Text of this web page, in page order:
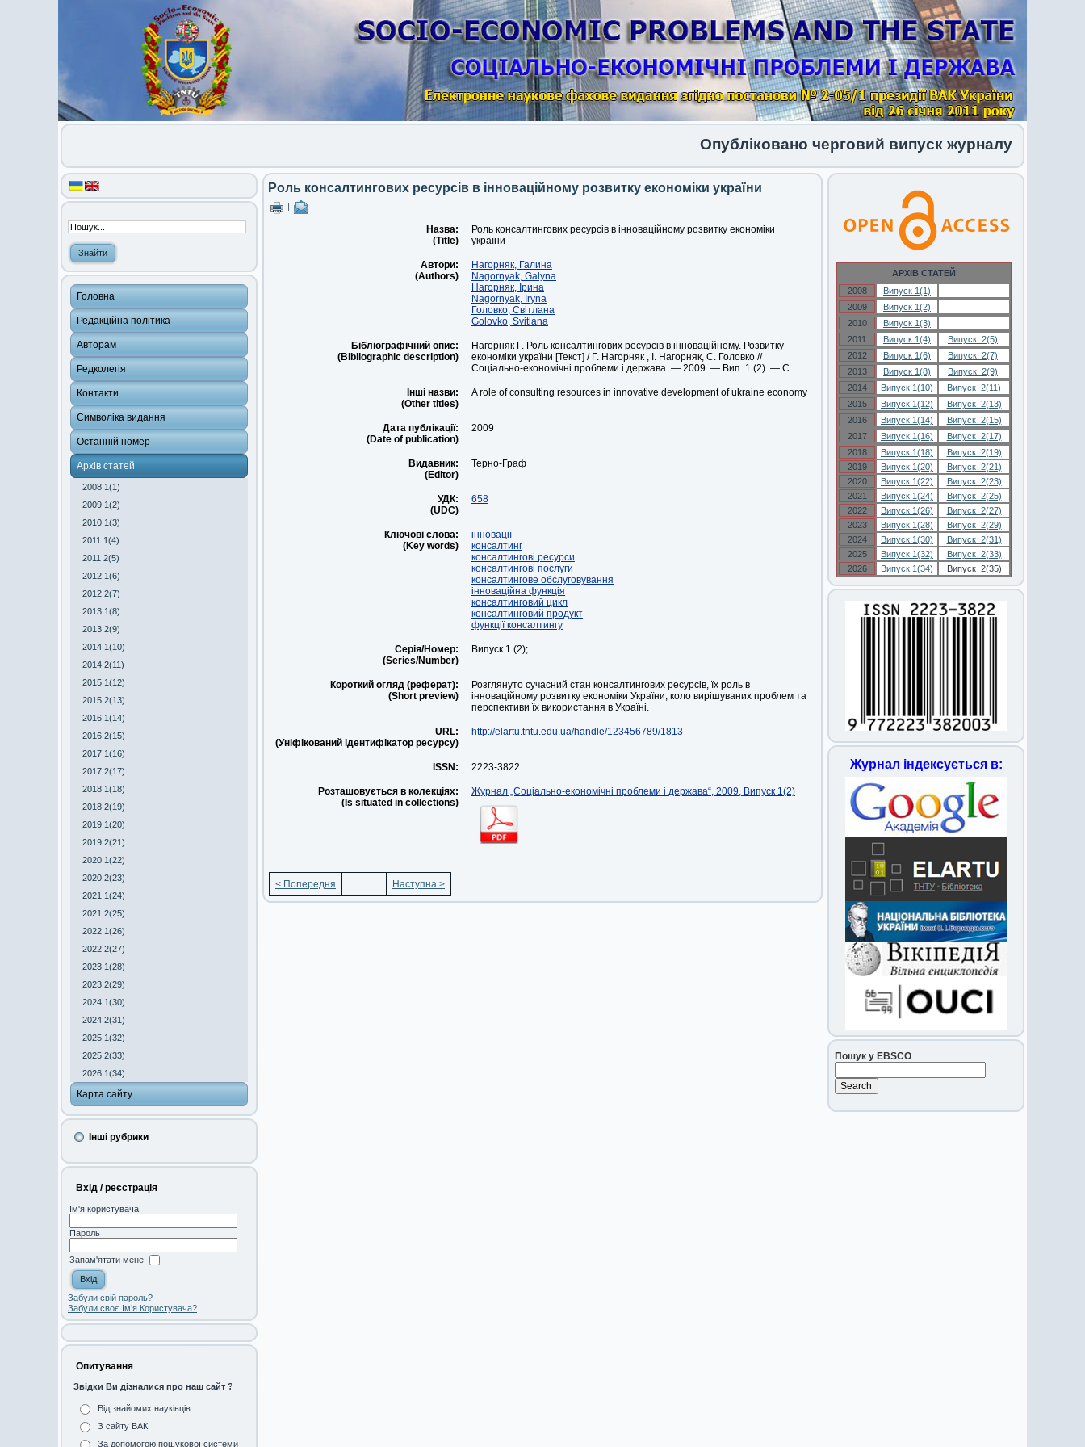
Опубліковано черговий випуск журналу 1 (34) 2026
Головна
Редакційна політика
Авторам
Редколегія
Контакти
Символіка видання
Останній номер
Архів статей
2008 1(1)
2009 1(2)
2010 1(3)
2011 1(4)
2011 2(5)
2012 1(6)
2012 2(7)
2013 1(8)
2013 2(9)
2014 1(10)
2014 2(11)
2015 1(12)
2015 2(13)
2016 1(14)
2016 2(15)
2017 1(16)
2017 2(17)
2018 1(18)
2018 2(19)
2019 1(20)
2019 2(21)
2020 1(22)
2020 2(23)
2021 1(24)
2021 2(25)
2022 1(26)
2022 2(27)
2023 1(28)
2023 2(29)
2024 1(30)
2024 2(31)
2025 1(32)
2025 2(33)
2026 1(34)
Карта сайту
Інші рубрики
Вхід / реєстрація
Ім'я користувача
Пароль
Запам'ятати мене
Забули свій пароль?
Забули своє Ім’я Користувача?
Опитування
Звідки Ви дізналися про наш сайт ?
Від знайомих науківців
З сайту ВАК
За допомогою пошукової системи
Роль консалтингових ресурсів в інноваційному розвитку економіки україни
Назва:
(Title)
Роль консалтингових ресурсів в інноваційному розвитку економіки
україни
Автори:
(Authors)
Нагорняк, Галина
Nagornyak, Galyna
Нагорняк, Ірина
Nagornyak, Iryna
Головко, Світлана
Golovko, Svitlana
Бібліографічний опис:
(Bibliographic description)
Нагорняк Г. Роль консалтингових ресурсів в інноваційному. Розвитку
економіки україни [Текст] / Г. Нагорняк , І. Нагорняк, С. Головко //
Соціально-економічні проблеми і держава. — 2009. — Вип. 1 (2). — С.
Інші назви:
(Other titles)
A role of consulting resources in innovative development of ukraine economy
Дата публікації:
(Date of publication)
2009
Видавник:
(Editor)
Терно-Граф
УДК:
(UDC)
658
Ключові слова:
(Key words)
інновації
консалтинг
консалтингові ресурси
консалтингові послуги
консалтингове обслуговування
інноваційна функція
консалтинговий цикл
консалтинговий продукт
функції консалтингу
Серія/Номер:
(Series/Number)
Випуск 1 (2);
Короткий огляд (реферат):
(Short preview)
Розглянуто сучасний стан консалтингових ресурсів, їх роль в
інноваційному розвитку економіки України, коло вирішуваних проблем та
перспективи їх використання в Україні.
URL:
(Уніфікований ідентифікатор ресурсу)
http://elartu.tntu.edu.ua/handle/123456789/1813
ISSN: 2223-3822
Розташовується в колекціях:
(Is situated in collections)
Журнал „Соціально-економічні проблеми і держава“, 2009, Випуск 1(2)
< Попередня Наступна >
АРХІВ СТАТЕЙ
2008
Випуск 1(1)
2009
Випуск 1(2)
2010
Випуск 1(3)
2011
Випуск 1(4)
Випуск 2(5)
2012
Випуск 1(6)
Випуск 2(7)
2013
Випуск 1(8)
Випуск 2(9)
2014
Випуск 1(10)
Випуск 2(11)
2015
Випуск 1(12)
Випуск 2(13)
2016
Випуск 1(14)
Випуск 2(15)
2017
Випуск 1(16)
Випуск 2(17)
2018
Випуск 1(18)
Випуск 2(19)
2019
Випуск 1(20)
Випуск 2(21)
2020
Випуск 1(22)
Випуск 2(23)
2021
Випуск 1(24)
Випуск 2(25)
2022
Випуск 1(26)
Випуск 2(27)
2023
Випуск 1(28)
Випуск 2(29)
2024
Випуск 1(30)
Випуск 2(31)
2025
Випуск 1(32)
Випуск 2(33)
2026
Випуск 1(34) Випуск 2(35)
Журнал індексується в:
Пошук у EBSCO